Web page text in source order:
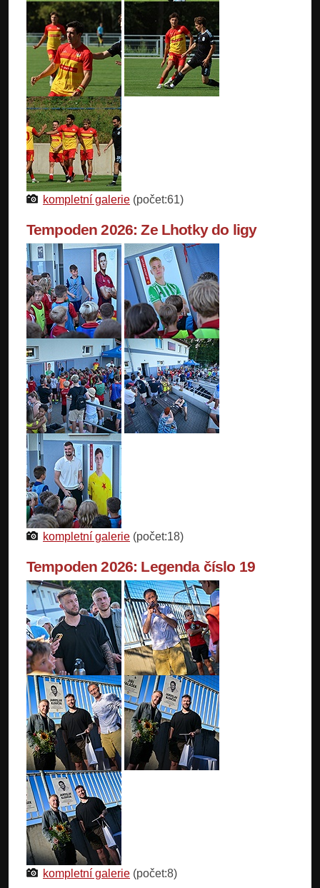
kompletní galerie (počet:61)
Tempoden 2026: Ze Lhotky do ligy
kompletní galerie (počet:18)
Tempoden 2026: Legenda číslo 19
kompletní galerie (počet:8)